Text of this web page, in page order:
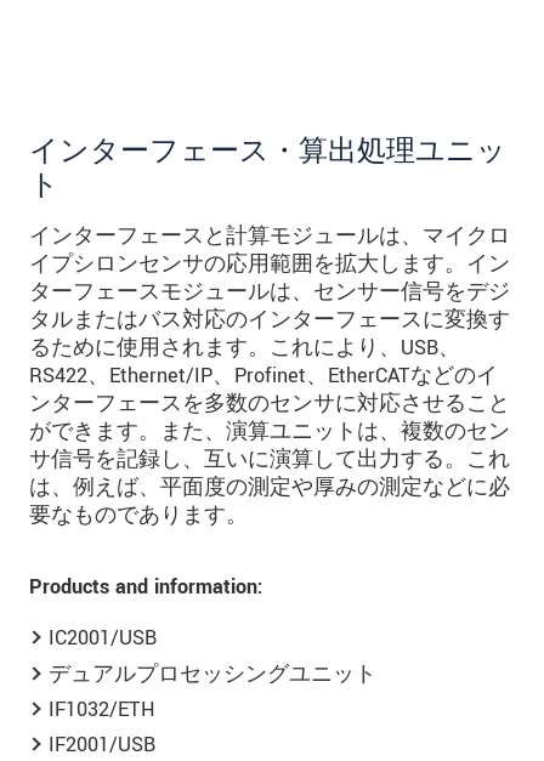
インターフェース・算出処理ユニッ
ト
インターフェースと計算モジュールは、マイクロ
イプシロンセンサの応用範囲を拡大します。イン
ターフェースモジュールは、センサー信号をデジ
タルまたはバス対応のインターフェースに変換す
るために使用されます。これにより、USB、
RS422、Ethernet/IP、Profinet、EtherCATなどのイ
ンターフェースを多数のセンサに対応させること
ができます。また、演算ユニットは、複数のセン
サ信号を記録し、互いに演算して出力する。これ
は、例えば、平面度の測定や厚みの測定などに必
要なものであります。
Products and information:
IC2001/USB
デュアルプロセッシングユニット
IF1032/ETH
IF2001/USB